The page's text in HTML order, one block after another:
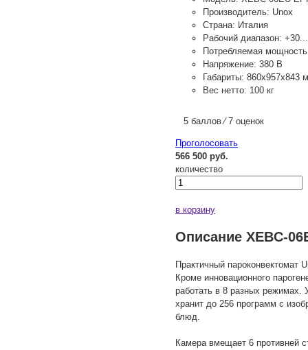
Производитель: Unox
Страна: Италия
Рабочий диапазон:
Потребляемая
Напряжение: 380 В
Габариты: 860x957x843
Вес нетто: 100 кг
5 баллов ⁄ 7 оценок
Проголосовать
566 500 руб.
количество
в корзину
Описание XEBC-
Практичный пароконвектомат
Кроме инновационного
работать в 8 разных режимах.
хранит до 256 программ с
блюд.
Камера вмещает 6 противней